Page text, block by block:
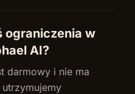
ograniczenia w
AI?
darmowy i nie ma